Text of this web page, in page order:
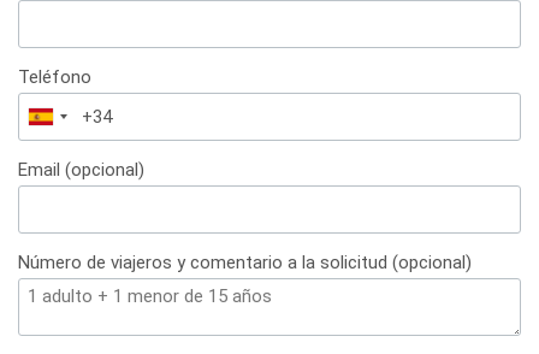
Teléfono
España
+34
Email (opcional)
Número de viajeros y comentario a la solicitud (opcional)